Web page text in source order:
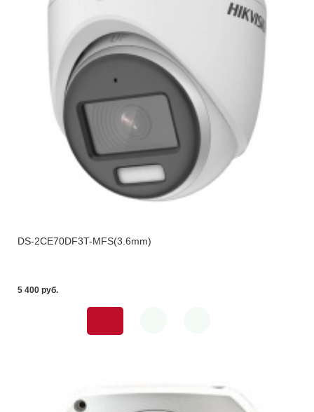
DS-2CE70DF3T-MFS(3.6mm)
5 400 pуб.